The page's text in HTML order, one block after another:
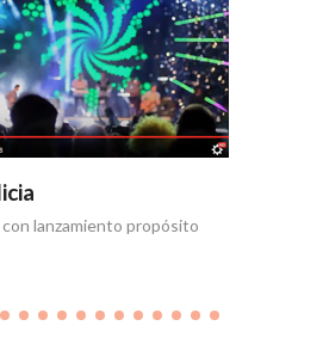
con lanzamiento propósito